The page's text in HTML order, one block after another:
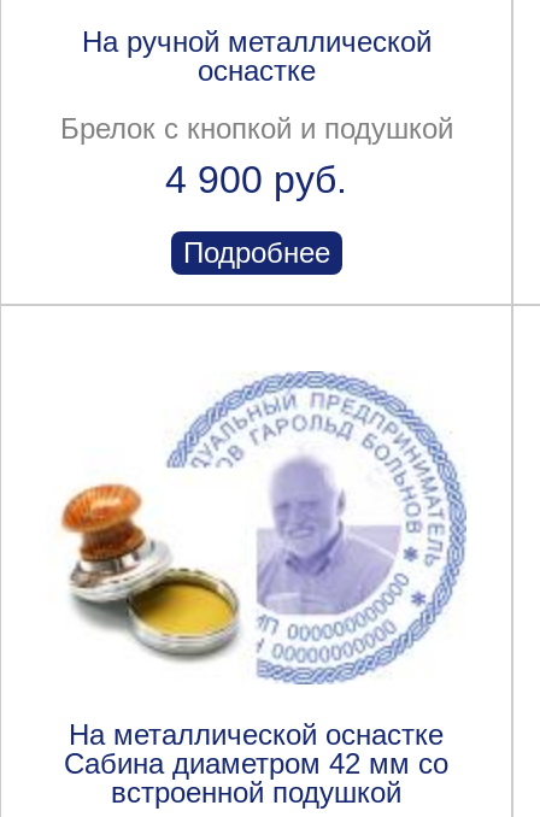
На ручной металлической
оснастке
Брелок с кнопкой и подушкой
4 900 руб.
Подробнее
На металлической оснастке
Сабина диаметром 42 мм со
встроенной подушкой